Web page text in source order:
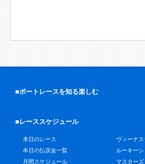
■ボートレースを知る楽しむ
■レーススケジュール
本日のレース
本日の払戻金一覧
月間スケジュール
ヴィーナ
ルーキー
マスターズ